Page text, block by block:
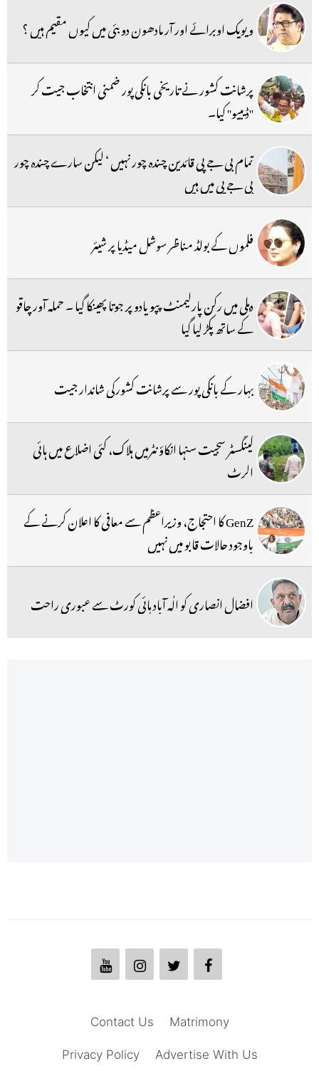
ویویک اوبرائے اور آر مادھون دوبئی میں کیوں مقیم ہیں ؟
پرشانت کشور نے تاریخی بانکی پور ضمنی انتخاب جیت کر
''ڈیبیو'' کیا۔
تمام بی جے پی قائدین چندہ چور نہیں ‘ لیکن سارے چندہ چور
بی جے پی میں ہیں
فلموں کے بولڈ مناظر سوشل میڈیا پر شیئر
دہلی میں رکن پارلیمنٹ پپو یادو پر جوتا پھینکا گیا ۔ حملہ آور چاقو
کے ساتھ پکڑ لیا گیا
بہار کے بانکی پور سے پرشانت کشورکی شاندار جیت
گینگسٹر سجیت سنہا انکاؤنٹرمیں ہلاک، کئی اضلاع میں ہائی
الرٹ
GenZ کا احتجاج، وزیراعظم سے معافی کا اعلان کرنے کے
باوجود حالات قابو میں نہیں
افضال انصاری کو الٰہ آباد ہائی کورٹ سے عبوری راحت
Matrimony
Contact Us
Advertise With Us
Privacy Policy